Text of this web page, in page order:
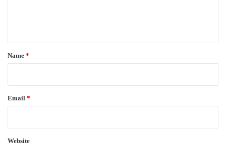
*
Name *
Email *
Website